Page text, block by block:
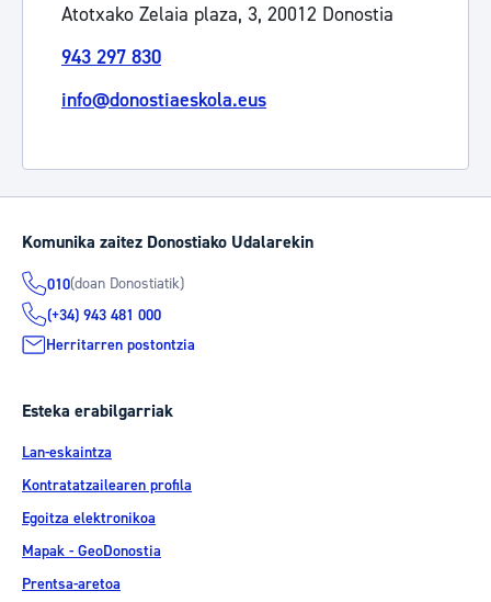
Atotxako Zelaia plaza, 3, 20012 Donostia
943 297 830
info@donostiaeskola.eus
Komunika zaitez Donostiako Udalarekin
010(doan Donostiatik)
(+34) 943 481 000
Herritarren postontzia
Esteka erabilgarriak
Lan-eskaintza
Kontratatzailearen profila
Egoitza elektronikoa
Mapak - GeoDonostia
Prentsa-aretoa